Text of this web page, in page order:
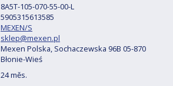
8A5T-105-070-55-00-L
5905315613585
MEXEN/S
sklep@mexen.pl
Mexen Polska, Sochaczewska 96B 05-870
Błonie-Wieś
24 měs.